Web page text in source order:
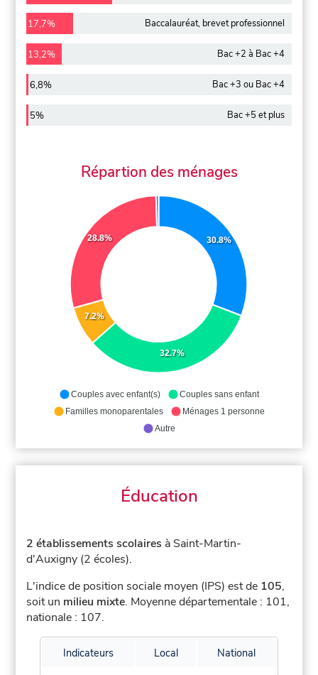
17,7% Baccalauréat, brevet professionnel
13,2% Bac +2 à Bac +4
6,8% Bac +3 ou Bac +4
5% Bac +5 et plus
Répartion des ménages
30.8%
32.7%
7.2%
28.8%
Couples avec enfant(s)
Couples sans enfant
Familles monoparentales
Ménages 1 personne
Autre
Éducation
2 établissements scolaires à Saint-Martin-
d'Auxigny (2 écoles).
L'indice de position sociale moyen (IPS) est de 105,
soit un milieu mixte. Moyenne départementale : 101,
nationale : 107.
Indicateurs Local National